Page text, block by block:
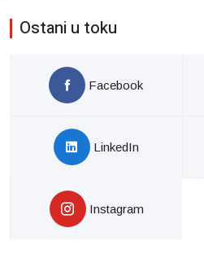
Ostani u toku
Facebook
LinkedIn
Instagram